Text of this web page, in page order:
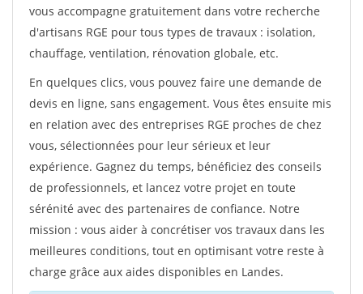
vous accompagne gratuitement dans votre recherche
d'artisans RGE pour tous types de travaux : isolation,
chauffage, ventilation, rénovation globale, etc.
En quelques clics, vous pouvez faire une demande de
devis en ligne, sans engagement. Vous êtes ensuite mis
en relation avec des entreprises RGE proches de chez
vous, sélectionnées pour leur sérieux et leur
expérience. Gagnez du temps, bénéficiez des conseils
de professionnels, et lancez votre projet en toute
sérénité avec des partenaires de confiance. Notre
mission : vous aider à concrétiser vos travaux dans les
meilleures conditions, tout en optimisant votre reste à
charge grâce aux aides disponibles en Landes.